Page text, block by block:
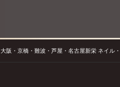
大阪・京橋・難波・芦屋・名古屋新栄 ネイル